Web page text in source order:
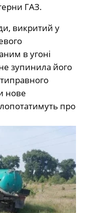
ГАЗ.
викритий у
в угоні
зупинила його
нове
про